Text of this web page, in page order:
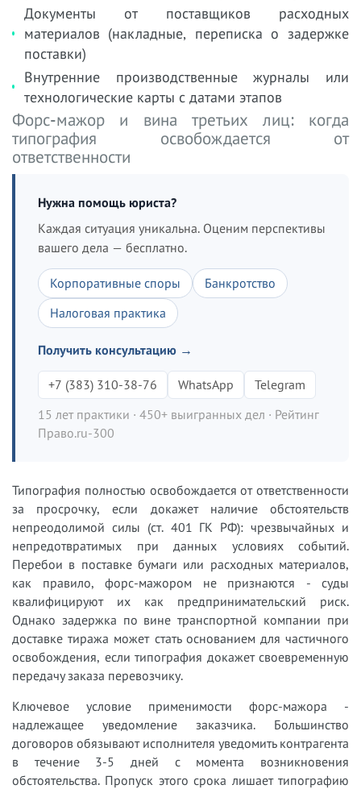
Документы от поставщиков расходных
материалов (накладные, переписка о задержке
поставки)
Внутренние производственные журналы или
технологические карты с датами этапов
Форс-мажор и вина третьих лиц: когда
типография освобождается от
ответственности
Нужна помощь юриста?
Каждая ситуация уникальна. Оценим перспективы
вашего дела — бесплатно.
Корпоративные споры
Банкротство
Налоговая практика
Получить консультацию →
+7 (383) 310-38-76 WhatsApp
Telegram
15 лет практики · 450+ выигранных дел · Рейтинг
Право.ru-300
Типография полностью освобождается от ответственности
за просрочку, если докажет наличие обстоятельств
непреодолимой силы (ст. 401 ГК РФ): чрезвычайных и
непредотвратимых при данных условиях событий.
Перебои в поставке бумаги или расходных материалов,
как правило, форс-мажором не признаются - суды
квалифицируют их как предпринимательский риск.
Однако задержка по вине транспортной компании при
доставке тиража может стать основанием для частичного
освобождения, если типография докажет своевременную
передачу заказа перевозчику.
Ключевое условие применимости форс-мажора -
надлежащее уведомление заказчика. Большинство
договоров обязывают исполнителя уведомить контрагента
в течение 3-5 дней с момента возникновения
обстоятельства. Пропуск этого срока лишает типографию